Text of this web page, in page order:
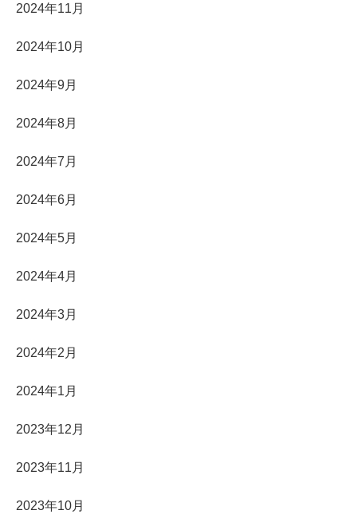
2024年11月
2024年10月
2024年9月
2024年8月
2024年7月
2024年6月
2024年5月
2024年4月
2024年3月
2024年2月
2024年1月
2023年12月
2023年11月
2023年10月